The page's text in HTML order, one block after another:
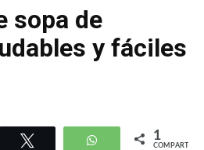
sopa de
y fáciles
WhatsApp
1
COMPARTIR